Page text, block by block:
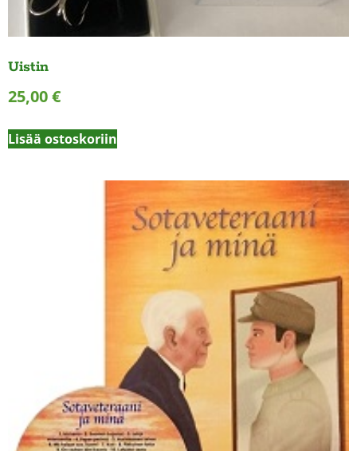
Uistin
25,00€
Lisää ostoskoriin